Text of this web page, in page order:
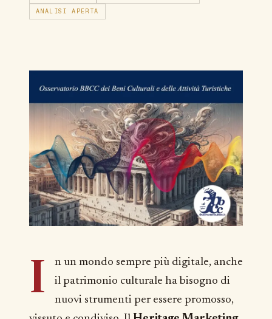
ANALISI APERTA
I
n un mondo sempre più digitale, anche
il patrimonio culturale ha bisogno di
nuovi strumenti per essere promosso,